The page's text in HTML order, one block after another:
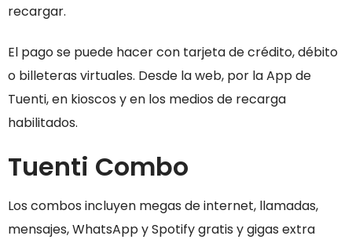
recargar.
El pago se puede hacer con tarjeta de crédito, débito
o billeteras virtuales. Desde la web, por la App de
Tuenti, en kioscos y en los medios de recarga
habilitados.
Tuenti Combo
Los combos incluyen megas de internet, llamadas,
mensajes, WhatsApp y Spotify gratis y gigas extra